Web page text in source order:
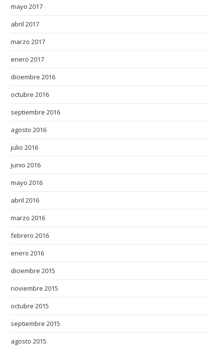
mayo 2017
abril 2017
marzo 2017
enero 2017
diciembre 2016
octubre 2016
septiembre 2016
agosto 2016
julio 2016
junio 2016
mayo 2016
abril 2016
marzo 2016
febrero 2016
enero 2016
diciembre 2015
noviembre 2015
octubre 2015
septiembre 2015
agosto 2015